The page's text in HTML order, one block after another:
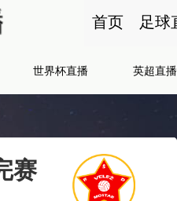
首页 足球
世界杯直播 英超直播
赛